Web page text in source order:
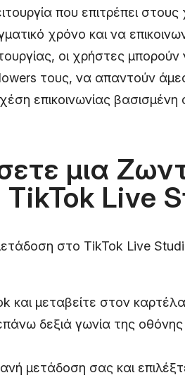
που επιτρέπει
χρόνο και να
οι χρήστες
τους, να απαντούν
επικοινωνίας βασισμένη
μια
Live
στο TikTok Live
και μεταβείτε στον
δεξιά γωνία της οθόνης
μετάδοση σας και